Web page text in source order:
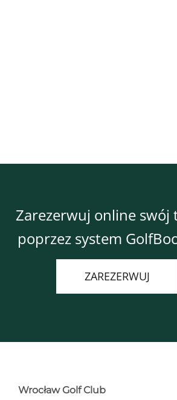
Zarezerwuj online swój
poprzez system
ZAREZERWUJ
Wrocław Golf Club